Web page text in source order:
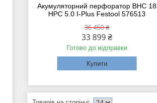
Акумуляторний перфоратор BHC 18
HPC 5.0 I-Plus Festool 576513
36 450 ₴
33 899 ₴
Готово до відправки
Купити